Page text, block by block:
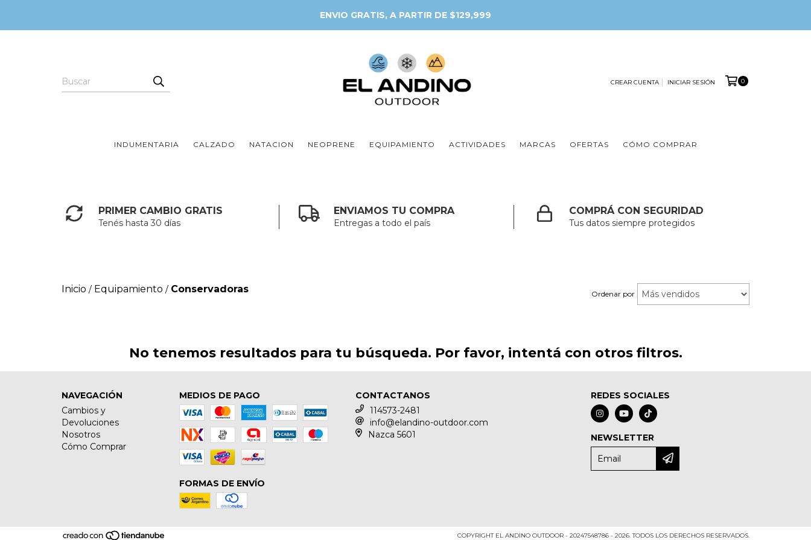
CREAR CUENTA INICIAR SESIÓN 0
INDUMENTARIA CALZADO NATACION NEOPRENE EQUIPAMIENTO ACTIVIDADES MARCAS OFERTAS CÓMO COMPRAR
PRIMER CAMBIO GRATIS
Tenés hasta 30 días
ENVIAMOS TU COMPRA
Entregas a todo el país
COMPRÁ CON SEGURIDAD
Tus datos siempre protegidos
Inicio / Equipamiento / Conservadoras Ordenar por
No tenemos resultados para tu búsqueda. Por favor, intentá con otros filtros.
NAVEGACIÓN
Cambios y
Devoluciones
Nosotros
Cómo Comprar
MEDIOS DE PAGO
FORMAS DE ENVÍO
CONTACTANOS
114573-2481
info@elandino-outdoor.com
Nazca 5601
REDES SOCIALES
NEWSLETTER
COPYRIGHT EL ANDINO OUTDOOR - 20247548786 - 2026. TODOS LOS DERECHOS RESERVADOS.